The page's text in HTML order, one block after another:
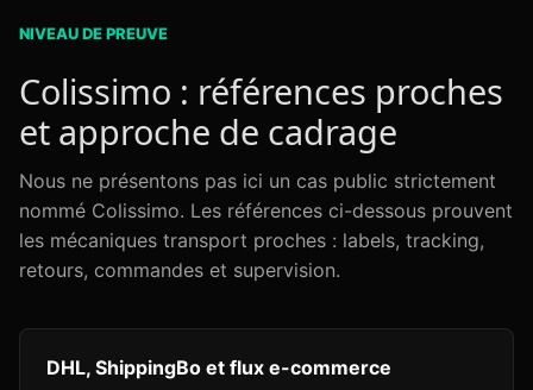
NIVEAU DE PREUVE
Colissimo : références proches
et approche de cadrage
Nous ne présentons pas ici un cas public strictement
nommé Colissimo. Les références ci-dessous prouvent
les mécaniques transport proches : labels, tracking,
retours, commandes et supervision.
DHL, ShippingBo et flux e-commerce